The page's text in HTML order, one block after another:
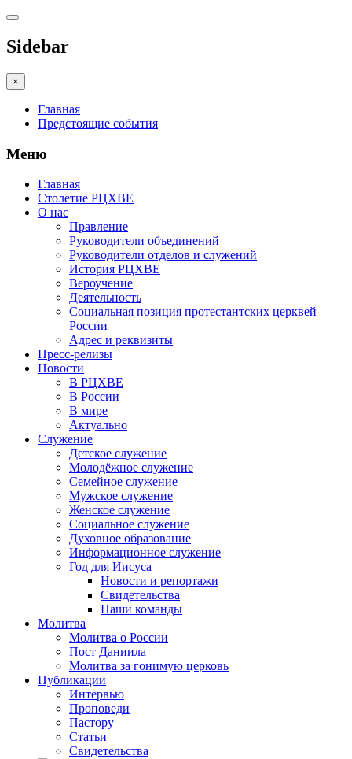
Sidebar
×
Главная
Предстоящие события
Меню
Главная
Столетие РЦХВЕ
О нас
Правление
Руководители объединений
Руководители отделов и служений
История РЦХВЕ
Вероучение
Деятельность
Социальная позиция протестантских церквей
России
Адрес и реквизиты
Пресс-релизы
Новости
В РЦХВЕ
В России
В мире
Актуально
Служение
Детское служение
Молодёжное служение
Семейное служение
Мужское служение
Женское служение
Социальное служение
Духовное образование
Информационное служение
Год для Иисуса
Новости и репортажи
Свидетельства
Наши команды
Молитва
Молитва о России
Пост Даниила
Молитва за гонимую церковь
Публикации
Интервью
Проповеди
Пастору
Статьи
Свидетельства